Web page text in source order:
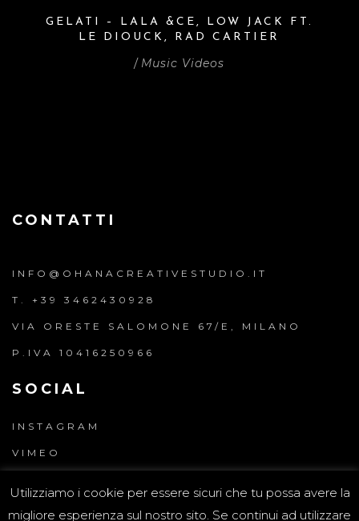
GELATI – LALA &CE, LOW JACK FT.
LE DIOUCK, RAD CARTIER
/ Music Videos
CONTATTI
INFO@OHANACREATIVESTUDIO.IT
T. +39 3462430928
VIA ORESTE SALOMONE 67/E, MILANO
P.IVA 10416250966
SOCIAL
INSTAGRAM
VIMEO
Utilizziamo i cookie per essere sicuri che tu possa avere la
migliore esperienza sul nostro sito. Se continui ad utilizzare